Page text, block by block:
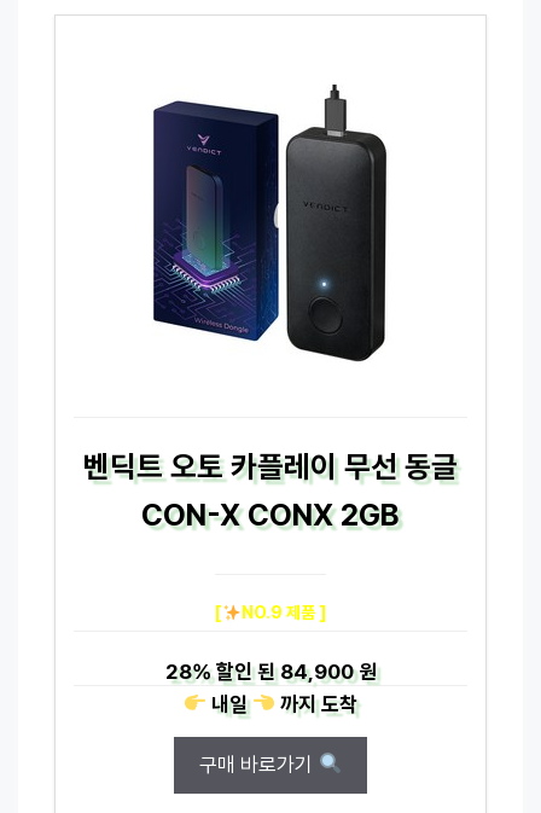
벤딕트 오토 카플레이 무선 동글
CON-X CONX 2GB
[ NO.9 제품 ]
28%할인 된84,900 원
내일
까지도착
구매 바로가기